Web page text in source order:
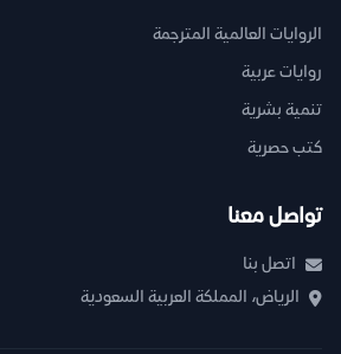
الروايات العالمية المترجمة
روايات عربية
تنمية بشرية
كتب حصرية
تواصل معنا
اتصل بنا
الرياض، المملكة العربية السعودية